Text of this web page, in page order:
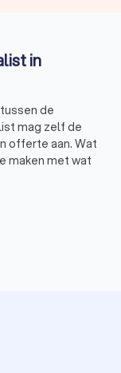
in
de
mag zelf de
offerte aan. Wat
maken met wat